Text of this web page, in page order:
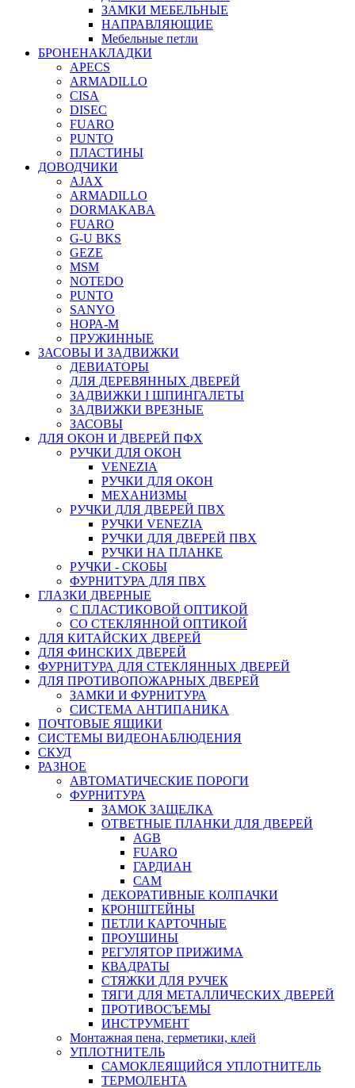
ЗАМКИ МЕБЕЛЬНЫЕ
НАПРАВЛЯЮЩИЕ
Мебельные петли
БРОНЕНАКЛАДКИ
APECS
ARMADILLO
CISA
DISEC
FUARO
PUNTO
ПЛАСТИНЫ
ДОВОДЧИКИ
AJAX
ARMADILLO
DORMAKABA
FUARO
G-U BKS
GEZE
MSM
NOTEDO
PUNTO
SANYO
НОРА-М
ПРУЖИННЫЕ
ЗАСОВЫ И ЗАДВИЖКИ
ДЕВИАТОРЫ
ДЛЯ ДЕРЕВЯННЫХ ДВЕРЕЙ
ЗАДВИЖКИ I ШПИНГАЛЕТЫ
ЗАДВИЖКИ ВРЕЗНЫЕ
ЗАСОВЫ
ДЛЯ ОКОН И ДВЕРЕЙ ПФХ
РУЧКИ ДЛЯ ОКОН
VENEZIA
РУЧКИ ДЛЯ ОКОН
МЕХАНИЗМЫ
РУЧКИ ДЛЯ ДВЕРЕЙ ПВХ
РУЧКИ VENEZIA
РУЧКИ ДЛЯ ДВЕРЕЙ ПВХ
РУЧКИ НА ПЛАНКЕ
РУЧКИ - СКОБЫ
ФУРНИТУРА ДЛЯ ПВХ
ГЛАЗКИ ДВЕРНЫЕ
С ПЛАСТИКОВОЙ ОПТИКОЙ
СО СТЕКЛЯННОЙ ОПТИКОЙ
ДЛЯ КИТАЙСКИХ ДВЕРЕЙ
ДЛЯ ФИНСКИХ ДВЕРЕЙ
ФУРНИТУРА ДЛЯ СТЕКЛЯННЫХ ДВЕРЕЙ
ДЛЯ ПРОТИВОПОЖАРНЫХ ДВЕРЕЙ
ЗАМКИ И ФУРНИТУРА
СИСТЕМА АНТИПАНИКА
ПОЧТОВЫЕ ЯЩИКИ
СИСТЕМЫ ВИДЕОНАБЛЮДЕНИЯ
СКУД
РАЗНОЕ
АВТОМАТИЧЕСКИЕ ПОРОГИ
ФУРНИТУРА
ЗАМОК ЗАЩЕЛКА
ОТВЕТНЫЕ ПЛАНКИ ДЛЯ ДВЕРЕЙ
AGB
FUARO
ГАРДИАН
САМ
ДЕКОРАТИВНЫЕ КОЛПАЧКИ
КРОНШТЕЙНЫ
ПЕТЛИ КАРТОЧНЫЕ
ПРОУШИНЫ
РЕГУЛЯТОР ПРИЖИМА
КВАДРАТЫ
СТЯЖКИ ДЛЯ РУЧЕК
ТЯГИ ДЛЯ МЕТАЛЛИЧЕСКИХ ДВЕРЕЙ
ПРОТИВОСЪЕМЫ
ИНСТРУМЕНТ
Монтажная пена, герметики, клей
УПЛОТНИТЕЛЬ
САМОКЛЕЯЩИЙСЯ УПЛОТНИТЕЛЬ
ТЕРМОЛЕНТА